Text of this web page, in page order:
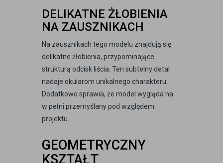
DELIKATNE ŻŁOBIENIA
NA ZAUSZNIKACH
Na zausznikach tego modelu znajdują się
delikatne żłobienia, przypominające
strukturą odcisk liścia. Ten subtelny detal
nadaje okularom unikalnego charakteru.
Dodatkowo sprawia, że model wygląda na
w pełni przemyślany pod względem
projektu.
GEOMETRYCZNY
KSZTAŁT